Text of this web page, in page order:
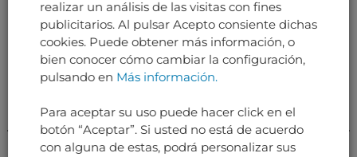
RELATED PRODUCTS
realizar un análisis de las visitas con fines
publicitarios. Al pulsar Acepto consiente dichas
cookies. Puede obtener más información, o
bien conocer cómo cambiar la configuración,
pulsando en Más información.
Para aceptar su uso puede hacer click en el
botón “Aceptar”. Si usted no está de acuerdo
con alguna de estas, podrá personalizar sus